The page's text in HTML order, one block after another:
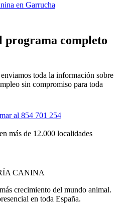
en Garrucha
programa completo
toda la información sobre
sin compromiso para toda
al 854 701 254
más de 12.000 localidades
CANINA
crecimiento del mundo animal.
en toda España.